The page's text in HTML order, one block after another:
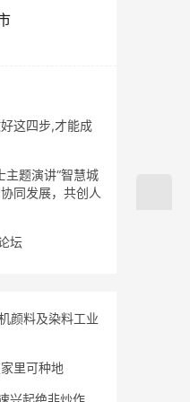
这四步,才能成
题演讲“智慧城
同发展，共创人
坛
颜料及染料工业
里可种地